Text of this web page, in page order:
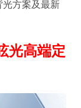
光方案及最新
光高端定